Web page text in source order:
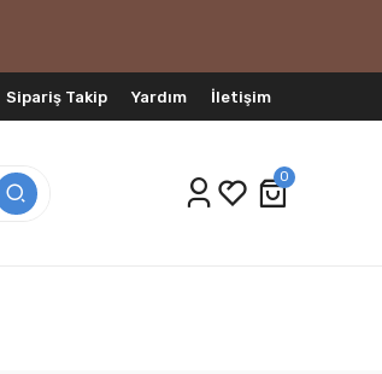
Sipariş Takip Yardım İletişim
0